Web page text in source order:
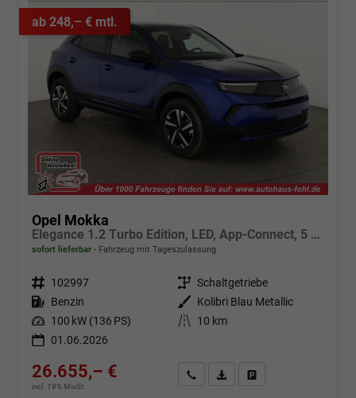
ab 248,– € mtl.
Opel Mokka
Elegance 1.2 Turbo Edition, LED, App-Connect, 5 J.-Garantie
sofort lieferbar Fahrzeug mit Tageszulassung
Fahrzeugnr. 102997 Getriebe Schaltgetriebe
Kraftstoff Benzin Außenfarbe
Kolibri Blau Metallic
Leistung 100 kW (136 PS) Kilometerstand
10 km
01.06.2026
26.655,– €
incl. 19% MwSt.
Angebot anfordern
Fahrzeugexpose (PDF)